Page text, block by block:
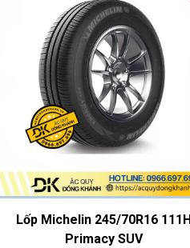
Lốp Michelin 245/70R16 111H
Primacy SUV